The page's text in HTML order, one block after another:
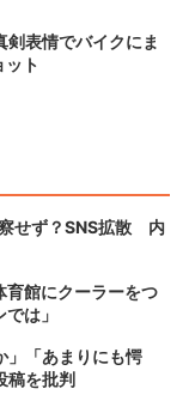
表情でバイクにま
ット
せず？SNS拡散 内
育館にクーラーをつ
は」
」「あまりにも愕
稿を批判